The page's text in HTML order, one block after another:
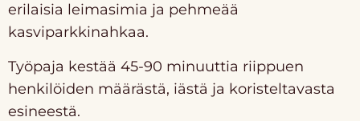
erilaisia leimasimia ja pehmeää
kasviparkkinahkaa.
Työpaja kestää 45-90 minuuttia riippuen
henkilöiden määrästä, iästä ja koristeltavasta
esineestä.